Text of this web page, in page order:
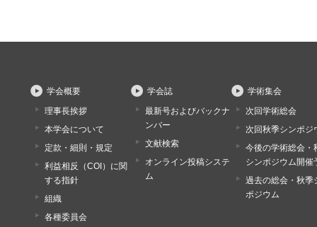
学会概要
理事長挨拶
本学会について
定款・細則・規定
利益相反（COI）に関
する指針
組織
各種委員会
学会誌
最新号およびバックナ
ンバー
文献検索
オンライン投稿システ
ム
学術集会
次回学術総会
次回秋季シンポジ
今後の学術総会・
シンポジウム開催
過去の総会・秋季
ポジウム